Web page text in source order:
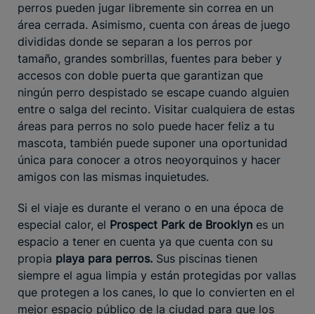
perros pueden jugar libremente sin correa en un
área cerrada. Asimismo, cuenta con áreas de juego
divididas donde se separan a los perros por
tamaño, grandes sombrillas, fuentes para beber y
accesos con doble puerta que garantizan que
ningún perro despistado se escape cuando alguien
entre o salga del recinto. Visitar cualquiera de estas
áreas para perros no solo puede hacer feliz a tu
mascota, también puede suponer una oportunidad
única para conocer a otros neoyorquinos y hacer
amigos con las mismas inquietudes.
Si el viaje es durante el verano o en una época de
especial calor, el Prospect Park de Brooklyn es un
espacio a tener en cuenta ya que cuenta con su
propia playa para perros. Sus piscinas tienen
siempre el agua limpia y están protegidas por vallas
que protegen a los canes, lo que lo convierten en el
mejor espacio público de la ciudad para que los